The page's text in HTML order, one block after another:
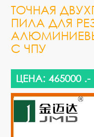
ТОЧНАЯ
ПИЛА ДЛЯ
С ЧПУ
ЦЕНА: 465000 .-